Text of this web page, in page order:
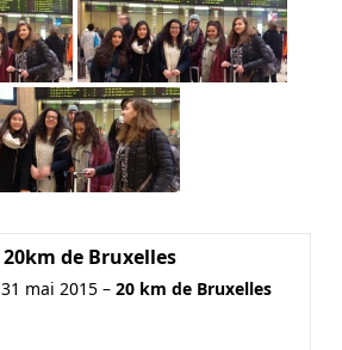
20km de Bruxelles
31 mai 2015 – 20 km de Bruxelles